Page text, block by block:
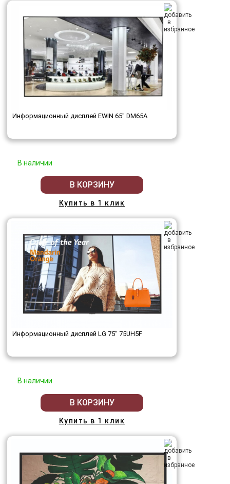
Информационный дисплей EWIN 65" DM65A
В наличии
В КОРЗИНУ
Купить в 1 клик
Информационный дисплей LG 75" 75UH5F
В наличии
В КОРЗИНУ
Купить в 1 клик